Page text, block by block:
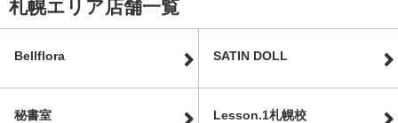
札幌エリア店舗一覧
Bellflora SATIN DOLL
秘書室 Lesson.1札幌校